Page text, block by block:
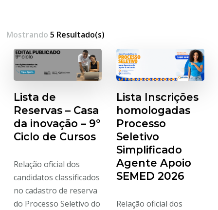
Mostrando5 Resultado(s)
Lista de
Reservas – Casa
da inovação – 9º
Ciclo de Cursos
Relação oficial dos
candidatos classificados
no cadastro de reserva
do Processo Seletivo do
Lista Inscrições
homologadas
Processo
Seletivo
Simplificado
Agente Apoio
SEMED 2026
Relação oficial dos